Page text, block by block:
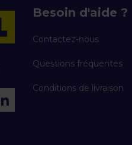
Besoin d'aide ?
Contactez-nous
Questions fréquentes
Conditions de livraison